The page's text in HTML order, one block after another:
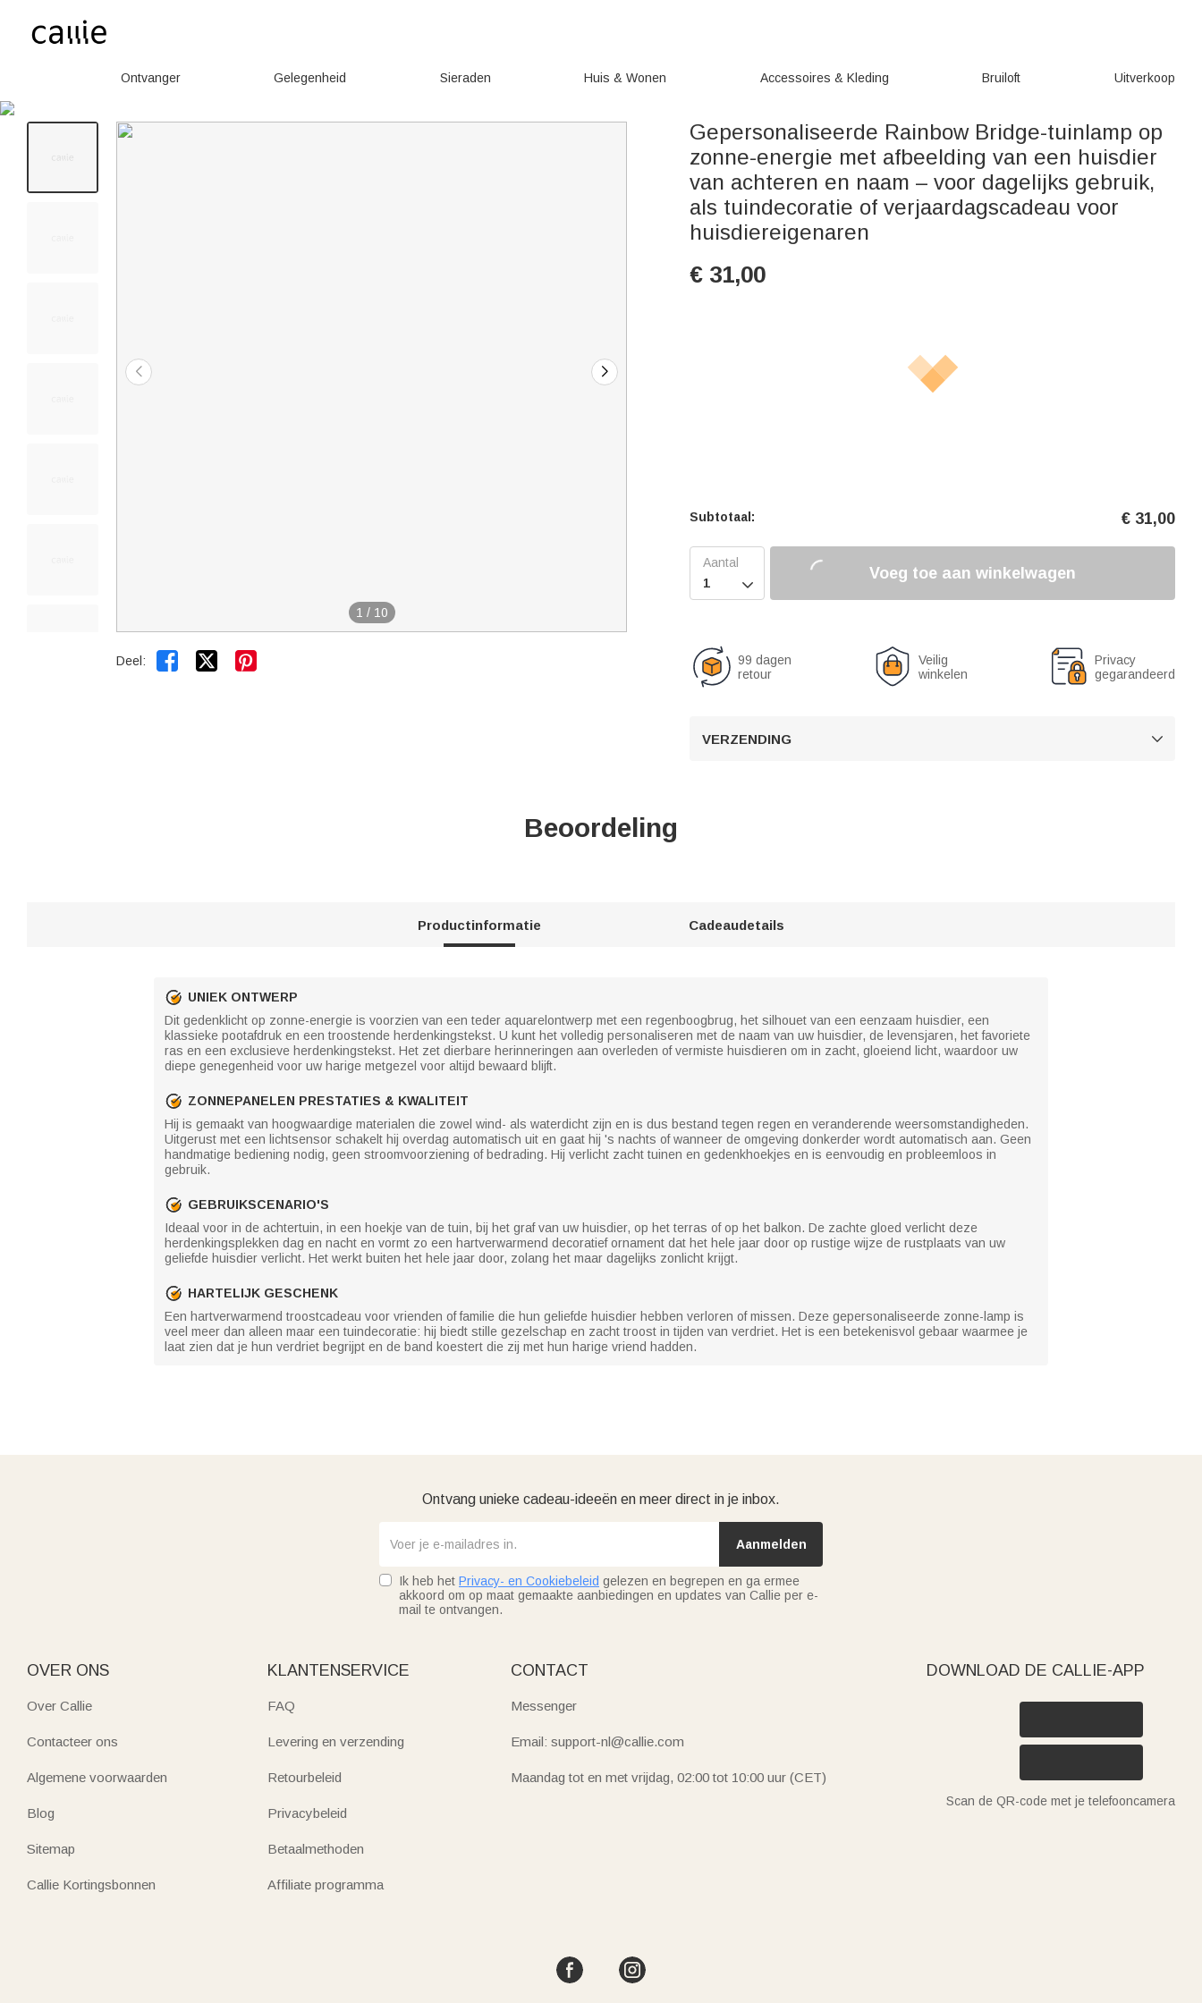
Ontvanger Gelegenheid Sieraden Huis & Wonen Accessoires & Kleding Bruiloft Uitverkoop
1 / 10
Deel:  
Gepersonaliseerde Rainbow Bridge-tuinlamp op
zonne-energie met afbeelding van een huisdier
van achteren en naam – voor dagelijks gebruik,
als tuindecoratie of verjaardagscadeau voor
huisdiereigenaren
€ 31,00
Subtotaal: € 31,00

Voeg toe aan winkelwagen
99 dagen
retour
Veilig
winkelen
Privacy
gegarandeerd
VERZENDING 
Beoordeling
Productinformatie Cadeaudetails
UNIEK ONTWERP
Dit gedenklicht op zonne-energie is voorzien van een teder aquarelontwerp met een regenboogbrug, het silhouet van een eenzaam huisdier, een
klassieke pootafdruk en een troostende herdenkingstekst. U kunt het volledig personaliseren met de naam van uw huisdier, de levensjaren, het favoriete
ras en een exclusieve herdenkingstekst. Het zet dierbare herinneringen aan overleden of vermiste huisdieren om in zacht, gloeiend licht, waardoor uw
diepe genegenheid voor uw harige metgezel voor altijd bewaard blijft.
ZONNEPANELEN PRESTATIES & KWALITEIT
Hij is gemaakt van hoogwaardige materialen die zowel wind- als waterdicht zijn en is dus bestand tegen regen en veranderende weersomstandigheden.
Uitgerust met een lichtsensor schakelt hij overdag automatisch uit en gaat hij 's nachts of wanneer de omgeving donkerder wordt automatisch aan. Geen
handmatige bediening nodig, geen stroomvoorziening of bedrading. Hij verlicht zacht tuinen en gedenkhoekjes en is eenvoudig en probleemloos in
gebruik.
GEBRUIKSCENARIO'S
Ideaal voor in de achtertuin, in een hoekje van de tuin, bij het graf van uw huisdier, op het terras of op het balkon. De zachte gloed verlicht deze
herdenkingsplekken dag en nacht en vormt zo een hartverwarmend decoratief ornament dat het hele jaar door op rustige wijze de rustplaats van uw
geliefde huisdier verlicht. Het werkt buiten het hele jaar door, zolang het maar dagelijks zonlicht krijgt.
HARTELIJK GESCHENK
Een hartverwarmend troostcadeau voor vrienden of familie die hun geliefde huisdier hebben verloren of missen. Deze gepersonaliseerde zonne-lamp is
veel meer dan alleen maar een tuindecoratie: hij biedt stille gezelschap en zacht troost in tijden van verdriet. Het is een betekenisvol gebaar waarmee je
laat zien dat je hun verdriet begrijpt en de band koestert die zij met hun harige vriend hadden.
Ontvang unieke cadeau-ideeën en meer direct in je inbox.
Aanmelden
Ik heb het Privacy- en Cookiebeleid gelezen en begrepen en ga ermee
akkoord om op maat gemaakte aanbiedingen en updates van Callie per e-
mail te ontvangen.
OVER ONS
Over Callie
Contacteer ons
Algemene voorwaarden
Blog
Sitemap
Callie Kortingsbonnen
KLANTENSERVICE
FAQ
Levering en verzending
Retourbeleid
Privacybeleid
Betaalmethoden
Affiliate programma
CONTACT
Messenger
Email: support-nl@callie.com
Maandag tot en met vrijdag, 02:00 tot 10:00 uur (CET)
DOWNLOAD DE CALLIE-APP
Scan de QR-code met je telefooncamera